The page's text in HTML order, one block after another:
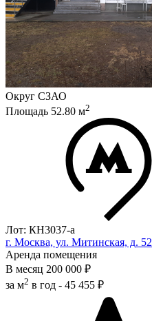
Округ СЗАО
Площадь 52.80 м2
Лот: КН3037-a
г. Москва, ул. Митинская, д. 52
Аренда помещения
В месяц 200 000 ₽
за м2 в год - 45 455 ₽